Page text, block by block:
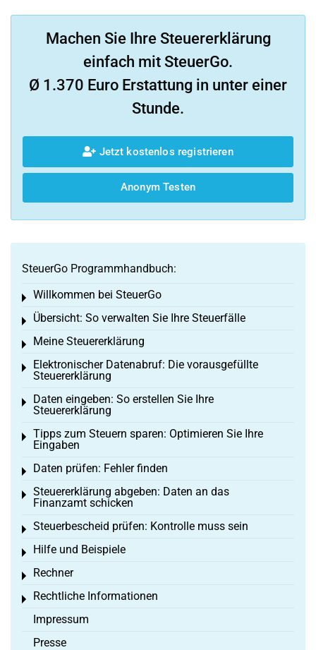
Machen Sie Ihre Steuererklärung
einfach mit SteuerGo.
Ø 1.370 Euro Erstattung in unter einer
Stunde.
Jetzt kostenlos registrieren
Anonym Testen
SteuerGo Programmhandbuch:
Willkommen bei SteuerGo
Toggle menu
Übersicht: So verwalten Sie Ihre Steuerfälle
Toggle menu
Meine Steuererklärung
Toggle menu
Elektronischer Datenabruf: Die vorausgefüllte
Steuererklärung
Toggle menu
Daten eingeben: So erstellen Sie Ihre
Steuererklärung
Toggle menu
Tipps zum Steuern sparen: Optimieren Sie Ihre
Eingaben
Toggle menu
Daten prüfen: Fehler finden
Toggle menu
Steuererklärung abgeben: Daten an das
Finanzamt schicken
Toggle menu
Steuerbescheid prüfen: Kontrolle muss sein
Toggle menu
Hilfe und Beispiele
Toggle menu
Rechner
Toggle menu
Rechtliche Informationen
Toggle menu
Impressum
Presse